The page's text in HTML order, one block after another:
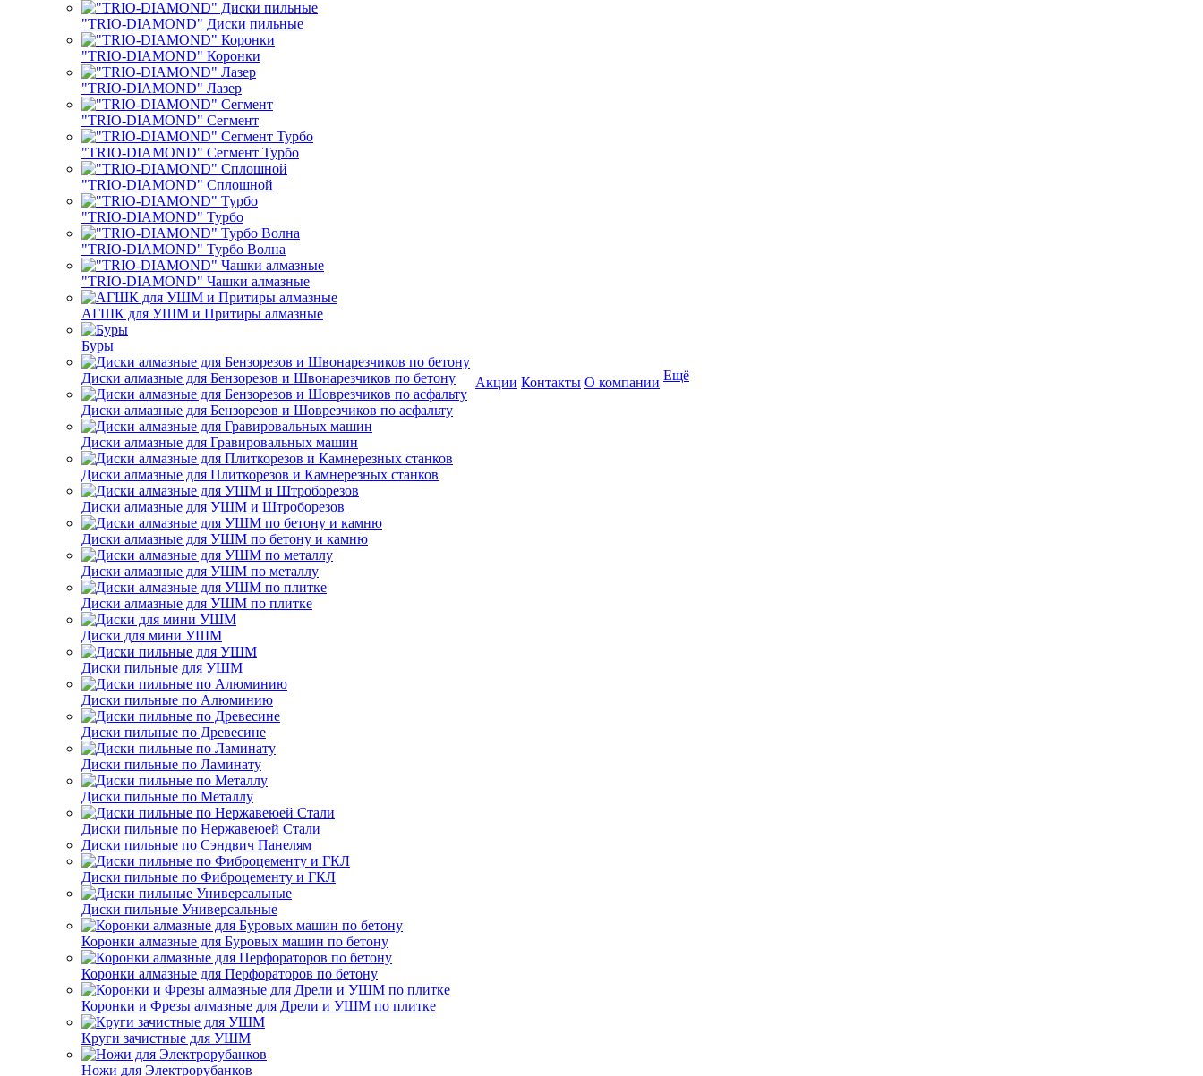
"TRIO-DIAMOND" Диски пильные
"TRIO-DIAMOND" Коронки
"TRIO-DIAMOND" Лазер
"TRIO-DIAMOND" Сегмент
"TRIO-DIAMOND" Сегмент Турбо
"TRIO-DIAMOND" Сплошной
"TRIO-DIAMOND" Турбо
"TRIO-DIAMOND" Турбо Волна
"TRIO-DIAMOND" Чашки алмазные
АГШК для УШМ и Притиры алмазные
Буры
Диски алмазные для Бензорезов и Швонарезчиков по бетону
Диски алмазные для Бензорезов и Шоврезчиков по асфальту
Диски алмазные для Гравировальных машин
Диски алмазные для Плиткорезов и Камнерезных станков
Диски алмазные для УШМ и Штроборезов
Диски алмазные для УШМ по бетону и камню
Диски алмазные для УШМ по металлу
Диски алмазные для УШМ по плитке
Диски для мини УШМ
Диски пильные для УШМ
Диски пильные по Алюминию
Диски пильные по Древесине
Диски пильные по Ламинату
Диски пильные по Металлу
Диски пильные по Нержавеюей Стали
Диски пильные по Сэндвич Панелям
Диски пильные по Фиброцементу и ГКЛ
Диски пильные Универсальные
Коронки алмазные для Буровых машин по бетону
Коронки алмазные для Перфораторов по бетону
Коронки и Фрезы алмазные для Дрели и УШМ по плитке
Круги зачистные для УШМ
Ножи для Электрорубанков
Акции Контакты О компании Ещё